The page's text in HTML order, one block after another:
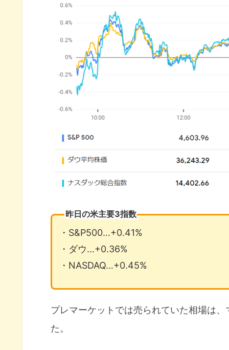
株式60債券40の資産配分はも
12月の注目イベントについて
まとめ
昨日の米主要3指数
・S&P500…+0.41%
・ダウ…+0.36%
・NASDAQ…+0.45%
プレマーケットでは売られていた相場は
た。